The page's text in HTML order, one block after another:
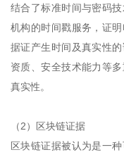
结合了标准时间与密码
机构的时间戳服务，证
据证产生时间及真实性
资质、安全技术能力等
真实性。
（2）区块链证据
区块链证据被认为是一